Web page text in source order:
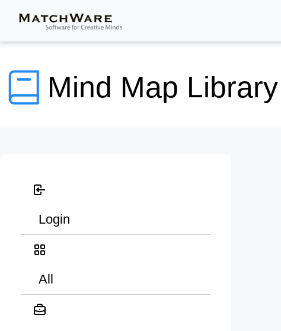
Mind Map Library
Login
All